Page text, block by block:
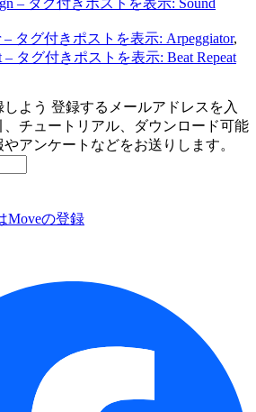
– タグ付きポストを表示: Arpeggiator,
– タグ付きポストを表示: Beat Repeat
よう 登録するメールアドレスを入
チュートリアル、ダウンロード可能
アンケートなどをお送りします。
Moveの登録